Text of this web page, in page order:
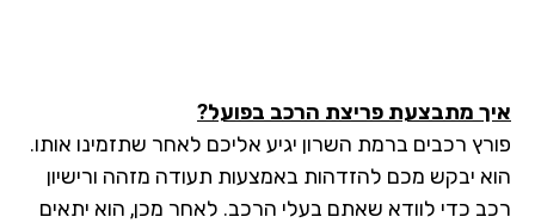
מתבצעת פריצת הרכב בפועל?
רכבים ברמת השרון יגיע אליכם לאחר שתזמינו אותו.
יבקש מכם להזדהות באמצעות תעודה מזהה ורישיון
כדי לוודא שאתם בעלי הרכב. לאחר מכן, הוא יתאים